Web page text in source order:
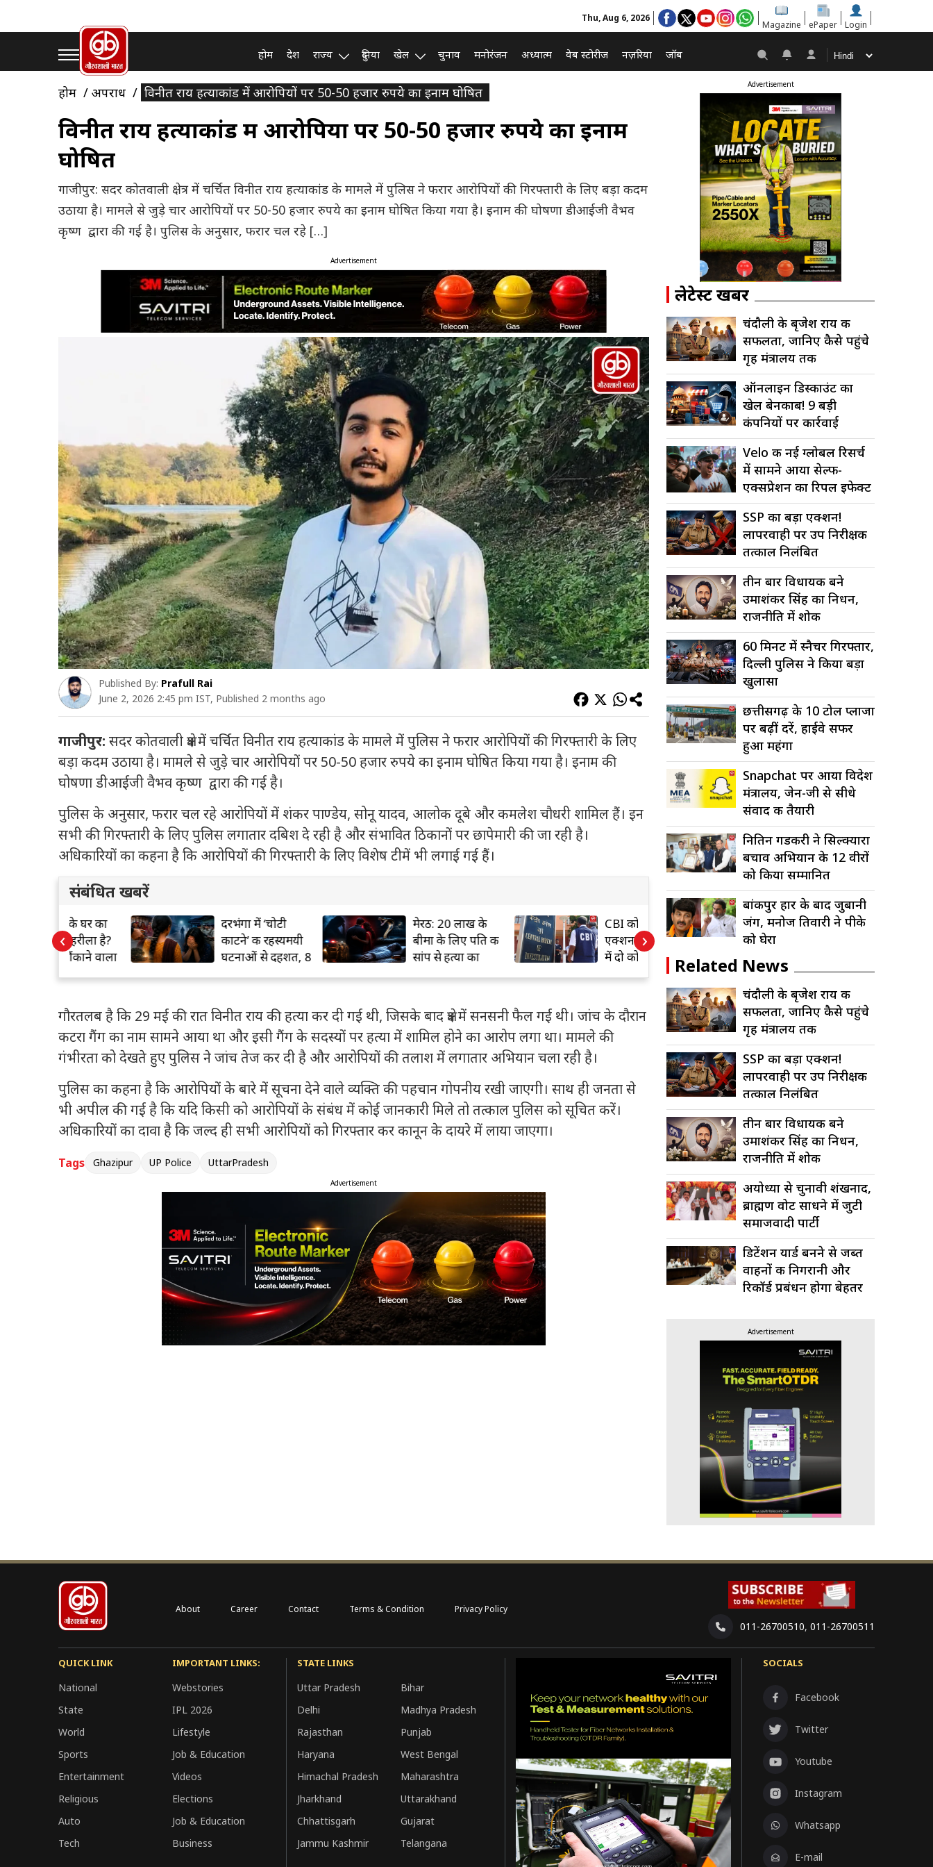
Thu, Aug 6, 2026
Magazine ePaper Login
होम देश राज्य दुनिया खेल चुनाव मनोरंजन अध्यात्म वेब स्टोरीज नज़रिया जॉब
होम अपराध विनीत राय हत्याकांड में आरोपियों पर 50-50 हजार रुपये का इनाम घोषित
विनीत राय हत्याकांड में आरोपियों पर 50-50 हजार रुपये का इनाम
घोषित
गाजीपुर: सदर कोतवाली क्षेत्र में चर्चित विनीत राय हत्याकांड के मामले में पुलिस ने फरार आरोपियों की गिरफ्तारी के लिए बड़ा कदम
उठाया है। मामले से जुड़े चार आरोपियों पर 50-50 हजार रुपये का इनाम घोषित किया गया है। इनाम की घोषणा डीआईजी वैभव
कृष्ण द्वारा की गई है। पुलिस के अनुसार, फरार चल रहे […]
Advertisement
Published By: Prafull Rai
June 2, 2026 2:45 pm IST, Published 2 months ago
गाजीपुर: सदर कोतवाली क्षेत्र में चर्चित विनीत राय हत्याकांड के मामले में पुलिस ने फरार आरोपियों की गिरफ्तारी के लिए
बड़ा कदम उठाया है। मामले से जुड़े चार आरोपियों पर 50-50 हजार रुपये का इनाम घोषित किया गया है। इनाम की
घोषणा डीआईजी वैभव कृष्ण द्वारा की गई है।
पुलिस के अनुसार, फरार चल रहे आरोपियों में शंकर पाण्डेय, सोनू यादव, आलोक दूबे और कमलेश चौधरी शामिल हैं। इन
सभी की गिरफ्तारी के लिए पुलिस लगातार दबिश दे रही है और संभावित ठिकानों पर छापेमारी की जा रही है।
अधिकारियों का कहना है कि आरोपियों की गिरफ्तारी के लिए विशेष टीमें भी लगाई गई हैं।
संबंधित खबरें
दरभंगा में ‘चोटी
काटने’ की रहस्यमयी
घटनाओं से दहशत, 8
दिन में दो महिलाएं
मेरठ: 20 लाख के
बीमा के लिए पति की
सांप से हत्या का
आरोप
CBI कोर्ट का बड़ा
एक्शन: बैंक फ्रॉड केस
में दो को 3 साल की
सजा
देवरिया में मानव
कंकाल मिलने से मचा
हड़कंप
‹ ›
गौरतलब है कि 29 मई की रात विनीत राय की हत्या कर दी गई थी, जिसके बाद क्षेत्र में सनसनी फैल गई थी। जांच के दौरान
कटरा गैंग का नाम सामने आया था और इसी गैंग के सदस्यों पर हत्या में शामिल होने का आरोप लगा था। मामले की
गंभीरता को देखते हुए पुलिस ने जांच तेज कर दी है और आरोपियों की तलाश में लगातार अभियान चला रही है।
पुलिस का कहना है कि आरोपियों के बारे में सूचना देने वाले व्यक्ति की पहचान गोपनीय रखी जाएगी। साथ ही जनता से
भी अपील की गई है कि यदि किसी को आरोपियों के संबंध में कोई जानकारी मिले तो तत्काल पुलिस को सूचित करें।
अधिकारियों का दावा है कि जल्द ही सभी आरोपियों को गिरफ्तार कर कानून के दायरे में लाया जाएगा।
Tags Ghazipur UP Police UttarPradesh
Advertisement
Advertisement
लेटेस्ट खबरें
चंदौली के बृजेश राय की
सफलता, जानिए कैसे पहुंचे
गृह मंत्रालय तक
ऑनलाइन डिस्काउंट का
खेल बेनकाब! 9 बड़ी
कंपनियों पर कार्रवाई
Velo की नई ग्लोबल रिसर्च
में सामने आया सेल्फ-
एक्सप्रेशन का रिपल इफेक्ट
SSP का बड़ा एक्शन!
लापरवाही पर उप निरीक्षक
तत्काल निलंबित
तीन बार विधायक बने
उमाशंकर सिंह का निधन,
राजनीति में शोक
60 मिनट में स्नैचर गिरफ्तार,
दिल्ली पुलिस ने किया बड़ा
खुलासा
छत्तीसगढ़ के 10 टोल प्लाजा
पर बढ़ीं दरें, हाईवे सफर
हुआ महंगा
Snapchat पर आया विदेश
मंत्रालय, जेन-जी से सीधे
संवाद की तैयारी
नितिन गडकरी ने सिल्क्यारा
बचाव अभियान के 12 वीरों
को किया सम्मानित
बांकीपुर हार के बाद जुबानी
जंग, मनोज तिवारी ने पीके
को घेरा
Related News
चंदौली के बृजेश राय की
सफलता, जानिए कैसे पहुंचे
गृह मंत्रालय तक
SSP का बड़ा एक्शन!
लापरवाही पर उप निरीक्षक
तत्काल निलंबित
तीन बार विधायक बने
उमाशंकर सिंह का निधन,
राजनीति में शोक
अयोध्या से चुनावी शंखनाद,
ब्राह्मण वोट साधने में जुटी
समाजवादी पार्टी
डिटेंशन यार्ड बनने से जब्त
वाहनों की निगरानी और
रिकॉर्ड प्रबंधन होगा बेहतर
Advertisement
About Career Contact Terms & Condition Privacy Policy
011-26700510, 011-26700511
QUICK LINK
National
State
World
Sports
Entertainment
Religious
Auto
Tech
IMPORTANT LINKS:
Webstories
IPL 2026
Lifestyle
Job & Education
Videos
Elections
Job & Education
Business
STATE LINKS
Uttar Pradesh
Bihar
Delhi
Madhya Pradesh
Rajasthan
Punjab
Haryana
West Bengal
Himachal Pradesh
Maharashtra
Jharkhand
Uttarakhand
Chhattisgarh
Gujarat
Jammu Kashmir
Telangana
SOCIALS
Facebook
Twitter
Youtube
Instagram
Whatsapp
E-mail